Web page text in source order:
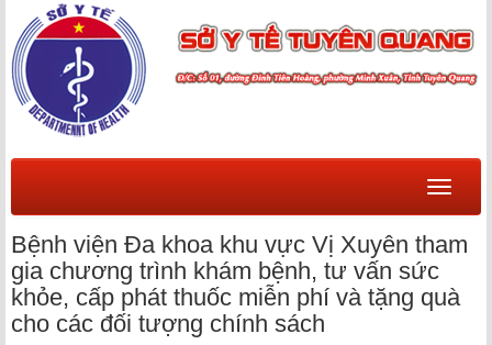
Menu
Bệnh viện Đa khoa khu vực Vị Xuyên tham
gia chương trình khám bệnh, tư vấn sức
khỏe, cấp phát thuốc miễn phí và tặng quà
cho các đối tượng chính sách